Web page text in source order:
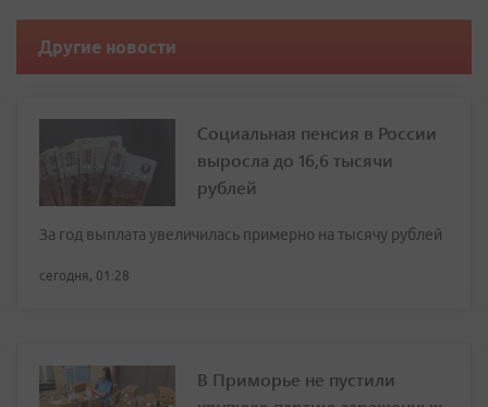
Другие новости
Социальная пенсия в России
выросла до 16,6 тысячи
рублей
За год выплата увеличилась примерно на тысячу рублей
сегодня, 01:28
В Приморье не пустили